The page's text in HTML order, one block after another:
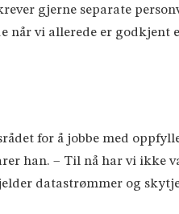
gjerne separate
vi allerede er godkjent
for å jobbe med
han. – Til nå har vi
datastrømmer og